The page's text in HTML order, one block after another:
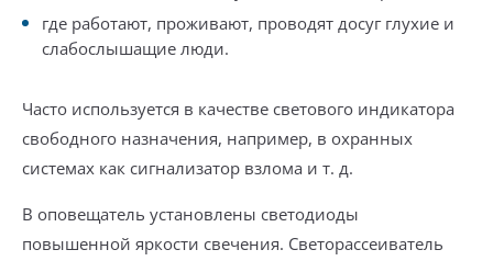
где работают, проживают, проводят досуг глухие и
слабослышащие люди.
Часто используется в качестве светового индикатора
свободного назначения, например, в охранных
системах как сигнализатор взлома и т. д.
В оповещатель установлены светодиоды
повышенной яркости свечения. Светорассеиватель